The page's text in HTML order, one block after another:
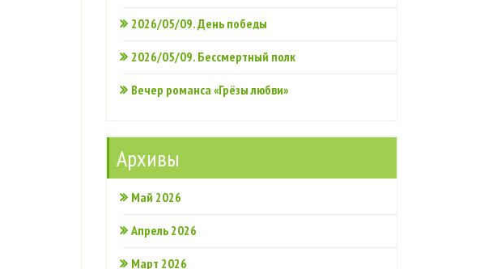
2026/05/09. День победы
2026/05/09. Бессмертный полк
Вечер романса «Грёзы любви»
Архивы
Май 2026
Апрель 2026
Март 2026